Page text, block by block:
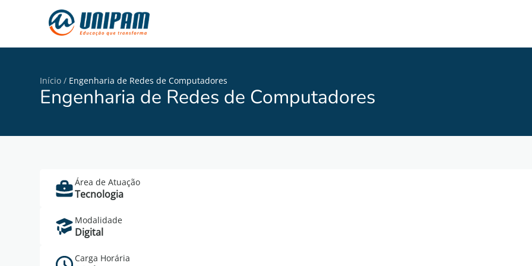
Início / Engenharia de Redes de Computadores
Engenharia de Redes de Computadores
Área de Atuação
Tecnologia
Modalidade
Digital
Carga Horária